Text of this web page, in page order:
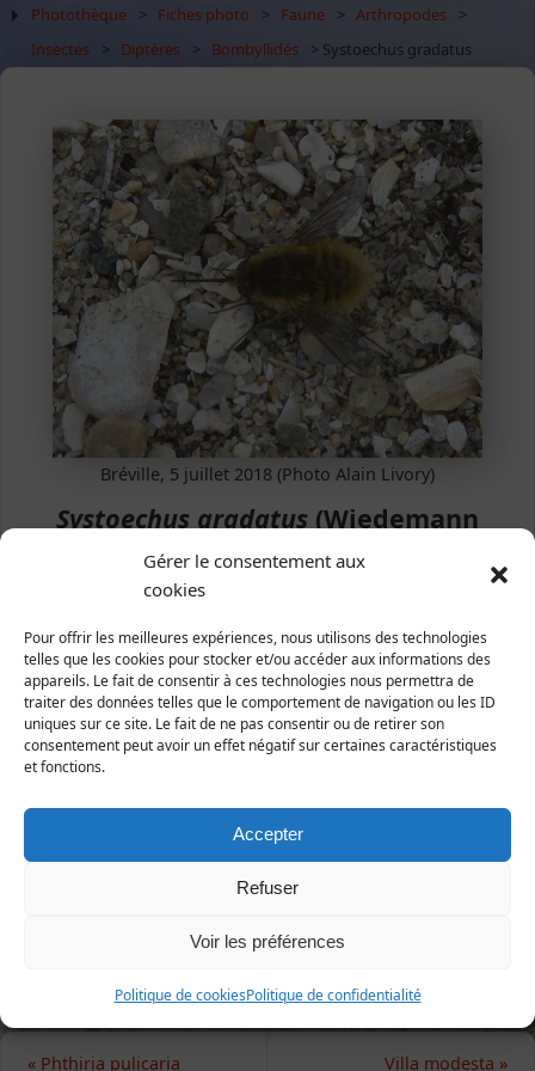
Gérer le consentement aux
cookies
Pour offrir les meilleures expériences, nous utilisons des technologies
telles que les cookies pour stocker et/ou accéder aux informations des
appareils. Le fait de consentir à ces technologies nous permettra de
traiter des données telles que le comportement de navigation ou les ID
uniques sur ce site. Le fait de ne pas consentir ou de retirer son
consentement peut avoir un effet négatif sur certaines caractéristiques
et fonctions.
Accepter
Refuser
Voir les préférences
Politique de cookiesPolitique de confidentialité
Photothèque > Fiches photo > Faune > Arthropodes
>
Insectes
> Diptères > Bombyllidés > Systoechus gradatus
Bréville, 5 juillet 2018 (Photo Alain Livory)
Systoechus gradatus (Wiedemann
in Meigen, 1820)
Animalia | Eumetazoa | Arthropoda | Hexapoda |
Répartition et statut
Europe : surtout l'Europe méridionale.
France : connu seulement du Midi de la France mais
probablement plus répandu.
Cotentin (2019).
1e publication : LIVORY, LAIR & SAGOT (2018),
«Phthiria pulicaria Villa modesta »